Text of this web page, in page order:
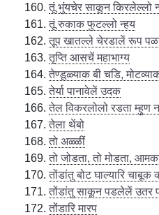
तूं भुंयचेर साकून किरलेल्लो
तूं रुकाक फुटल्लो न्हय
तूप खातल्ले चेरडालें रूप
तृप्ति आसचें महाभाग्य
तेण्डूळ्याक बी चडि,
तेर्या पानावेलें उदक
तेल विकरलोलो रडता म्हुण
तेला थेंबो
तो अळ्ळीं
तो जोडता, तो मोडता,
तोंडांतु बोट घाल्यारि चाबूक
तोंडांतु साकून पडलेलें उतर
तोंडारि मारप